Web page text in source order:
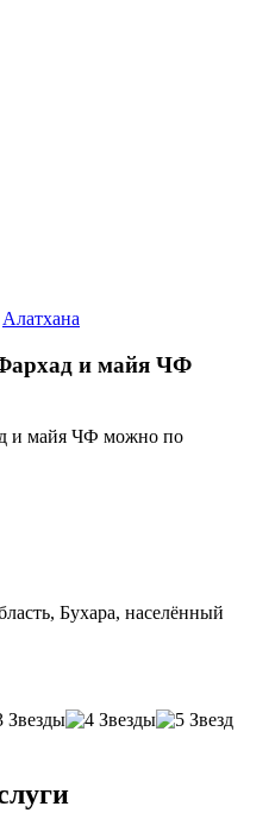
Алатхана
и майя ЧФ
и майя ЧФ можно по
Бухара, населённый